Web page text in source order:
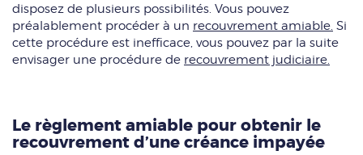
disposez de plusieurs possibilités. Vous pouvez
préalablement procéder à un recouvrement amiable. Si
cette procédure est inefficace, vous pouvez par la suite
envisager une procédure de recouvrement judiciaire.
Le règlement amiable pour obtenir le
recouvrement d’une créance impayée